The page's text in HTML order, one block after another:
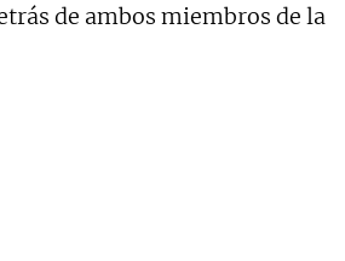
de ambos miembros de la